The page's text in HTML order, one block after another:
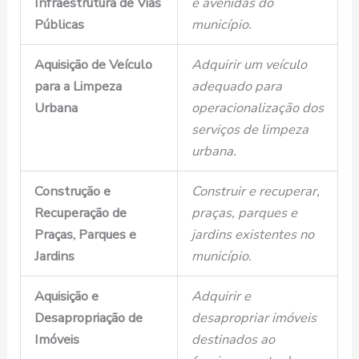
Públicas
município.
Aquisição de Veículo
para a Limpeza
Urbana
Adquirir um veículo
adequado para
operacionalização dos
serviços de limpeza
urbana.
Construção e
Recuperação de
Praças, Parques e
Jardins
Construir e recuperar,
praças, parques e
jardins existentes no
município.
Aquisição e
Desapropriação de
Imóveis
Adquirir e
desapropriar imóveis
destinados ao